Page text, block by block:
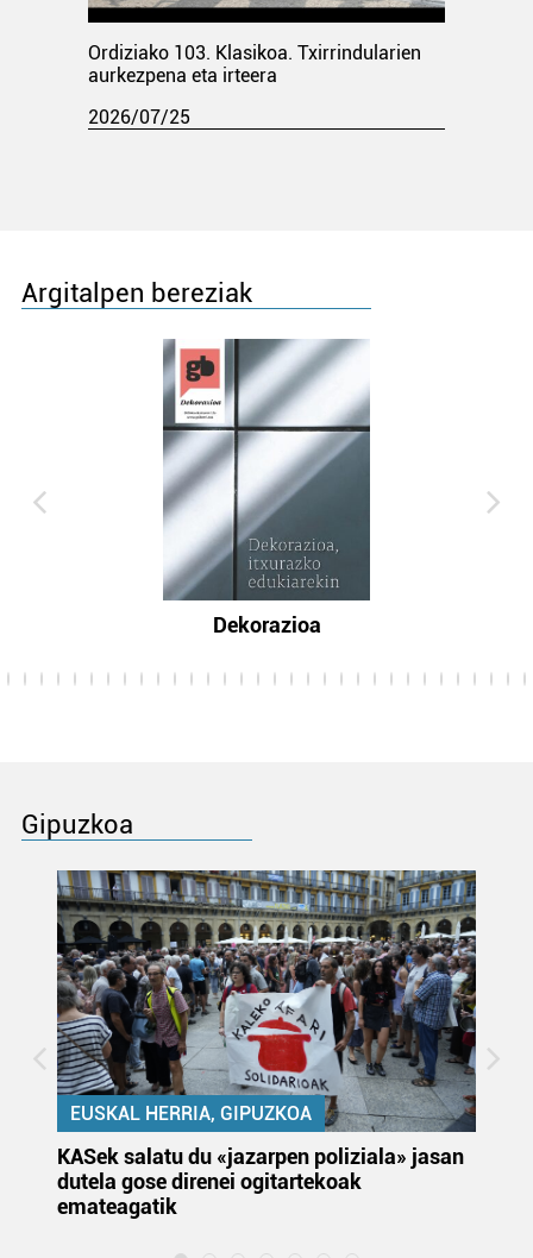
Ordiziako 103. Klasikoa. Txirrindularien
aurkezpena eta irteera
2026/07/25
Argitalpen bereziak
Dekorazioa
Gipuzkoa
EUSKAL HERRIA, GIPUZKOA
KASek salatu du «jazarpen poliziala» jasan
dutela gose direnei ogitartekoak
emateagatik